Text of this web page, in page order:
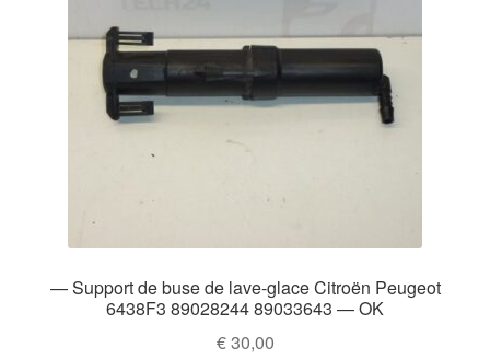
— Support de buse de lave-glace Citroën Peugeot
6438F3 89028244 89033643 — OK
€30,00